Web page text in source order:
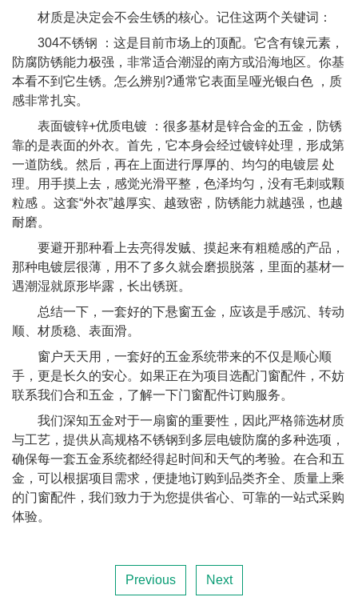
材质是决定会不会生锈的核心。记住这两个关键词：
304不锈钢 ：这是目前市场上的顶配。它含有镍元素，
防腐防锈能力极强，非常适合潮湿的南方或沿海地区。你基
本看不到它生锈。怎么辨别?通常它表面呈哑光银白色 ，质
感非常扎实。
表面镀锌+优质电镀 ：很多基材是锌合金的五金，防锈
靠的是表面的外衣。首先，它本身会经过镀锌处理，形成第
一道防线。然后，再在上面进行厚厚的、均匀的电镀层 处
理。用手摸上去，感觉光滑平整，色泽均匀，没有毛刺或颗
粒感 。这套“外衣”越厚实、越致密，防锈能力就越强，也越
耐磨。
要避开那种看上去亮得发贼、摸起来有粗糙感的产品，
那种电镀层很薄，用不了多久就会磨损脱落，里面的基材一
遇潮湿就原形毕露，长出锈斑。
总结一下，一套好的下悬窗五金，应该是手感沉、转动
顺、材质稳、表面滑。
窗户天天用，一套好的五金系统带来的不仅是顺心顺
手，更是长久的安心。如果正在为项目选配门窗配件，不妨
联系我们合和五金，了解一下门窗配件订购服务。
我们深知五金对于一扇窗的重要性，因此严格筛选材质
与工艺，提供从高规格不锈钢到多层电镀防腐的多种选项，
确保每一套五金系统都经得起时间和天气的考验。在合和五
金，可以根据项目需求，便捷地订购到品类齐全、质量上乘
的门窗配件，我们致力于为您提供省心、可靠的一站式采购
体验。
Previous Next